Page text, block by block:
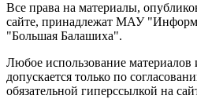
Все права на материалы,
сайте, принадлежат МАУ
"Большая Балашиха".
Любое использование материалов
допускается только по
обязательной гиперссылкой на